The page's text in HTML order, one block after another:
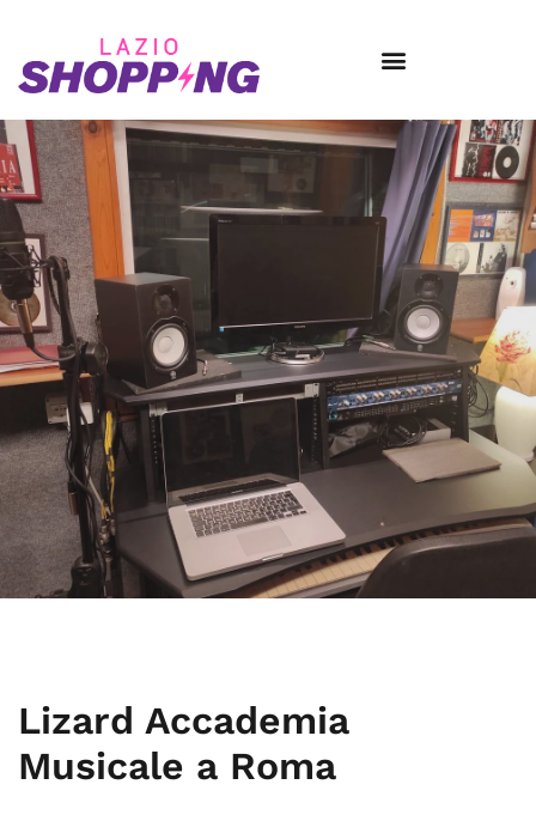
Lizard Accademia
Musicale a Roma